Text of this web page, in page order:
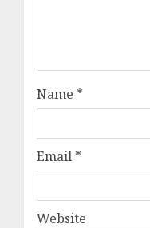
Name *
Email *
Website